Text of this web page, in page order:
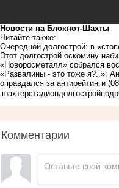
Новости на Блoкнoт-Шахты
Читайте также:
Очередной долгострой: в
Этот долгострой оскомину
«Новоросметалл» собрался
«Развалины - это тоже я?..»:
оправдался за антирейтинги
шахтерстадиондолгострой
Комментарии